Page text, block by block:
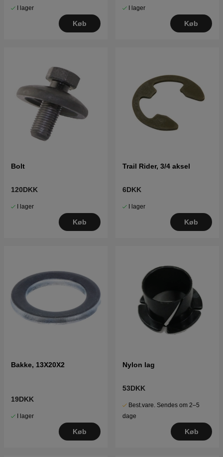
I lager
Køb
I lager
Køb
Bolt
120DKK
I lager
Køb
Trail Rider, 3/4 aksel
6DKK
I lager
Køb
Bakke, 13X20X2
19DKK
I lager
Køb
Nylon lag
53DKK
Best.vare. Sendes om 2–5
dage
Køb